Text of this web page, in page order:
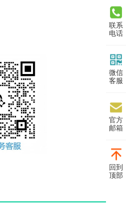
联系
电话
微信
客服
官方
邮箱
回到
顶部